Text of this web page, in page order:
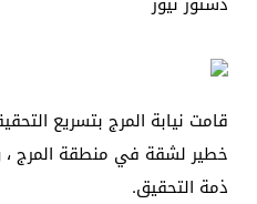
قامت نيابة المرج بتسريع
ذمة التحقيق.